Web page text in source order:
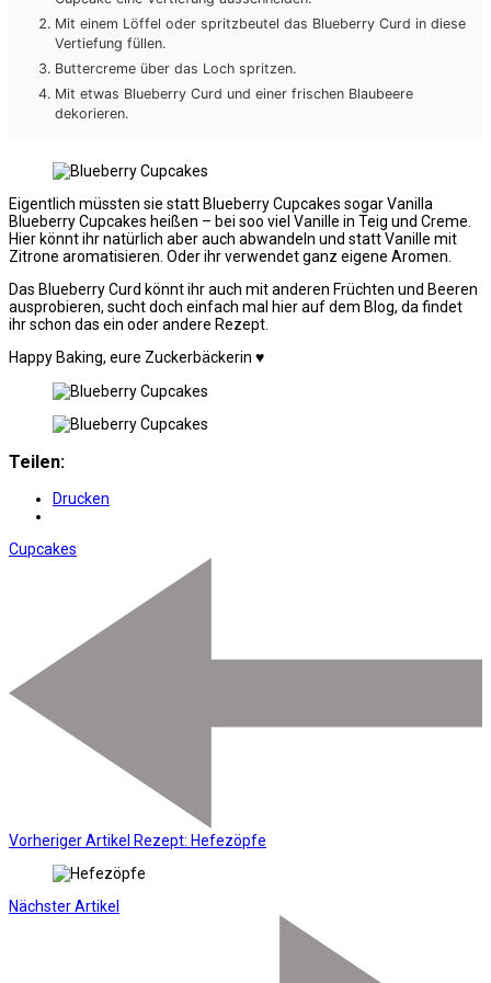
Mit einem Löffel oder spritzbeutel das Blueberry Curd in diese
Vertiefung füllen.
Buttercreme über das Loch spritzen.
Mit etwas Blueberry Curd und einer frischen Blaubeere
dekorieren.
Eigentlich müssten sie statt Blueberry Cupcakes sogar Vanilla
Blueberry Cupcakes heißen – bei soo viel Vanille in Teig und Creme.
Hier könnt ihr natürlich aber auch abwandeln und statt Vanille mit
Zitrone aromatisieren. Oder ihr verwendet ganz eigene Aromen.
Das Blueberry Curd könnt ihr auch mit anderen Früchten und Beeren
ausprobieren, sucht doch einfach mal hier auf dem Blog, da findet
ihr schon das ein oder andere Rezept.
Happy Baking, eure Zuckerbäckerin ♥
Teilen:
Drucken
Cupcakes
Vorheriger Artikel Rezept: Hefezöpfe
Nächster Artikel